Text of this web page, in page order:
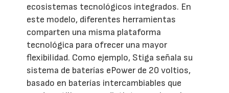
ecosistemas tecnológicos integrados. En
este modelo, diferentes herramientas
comparten una misma plataforma
tecnológica para ofrecer una mayor
flexibilidad. Como ejemplo, Stiga señala su
sistema de baterías ePower de 20 voltios,
basado en baterías intercambiables que